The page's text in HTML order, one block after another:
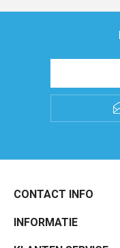
CONTACT INFO
INFORMATIE